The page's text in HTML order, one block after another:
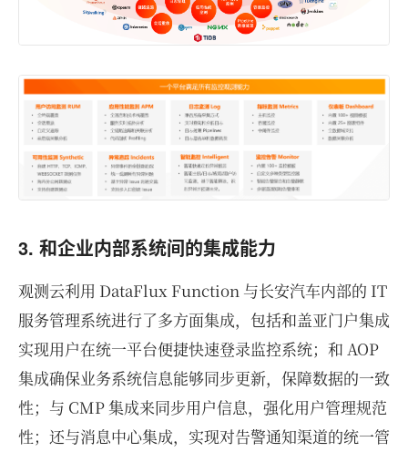
3. 和企业内部系统间的集成能力
观测云利用 DataFlux Function 与长安汽车内部的 IT
服务管理系统进行了多方面集成，包括和盖亚门户集成
实现用户在统一平台便捷快速登录监控系统；和 AOP
集成确保业务系统信息能够同步更新，保障数据的一致
性；与 CMP 集成来同步用户信息，强化用户管理规范
性；还与消息中心集成，实现对告警通知渠道的统一管